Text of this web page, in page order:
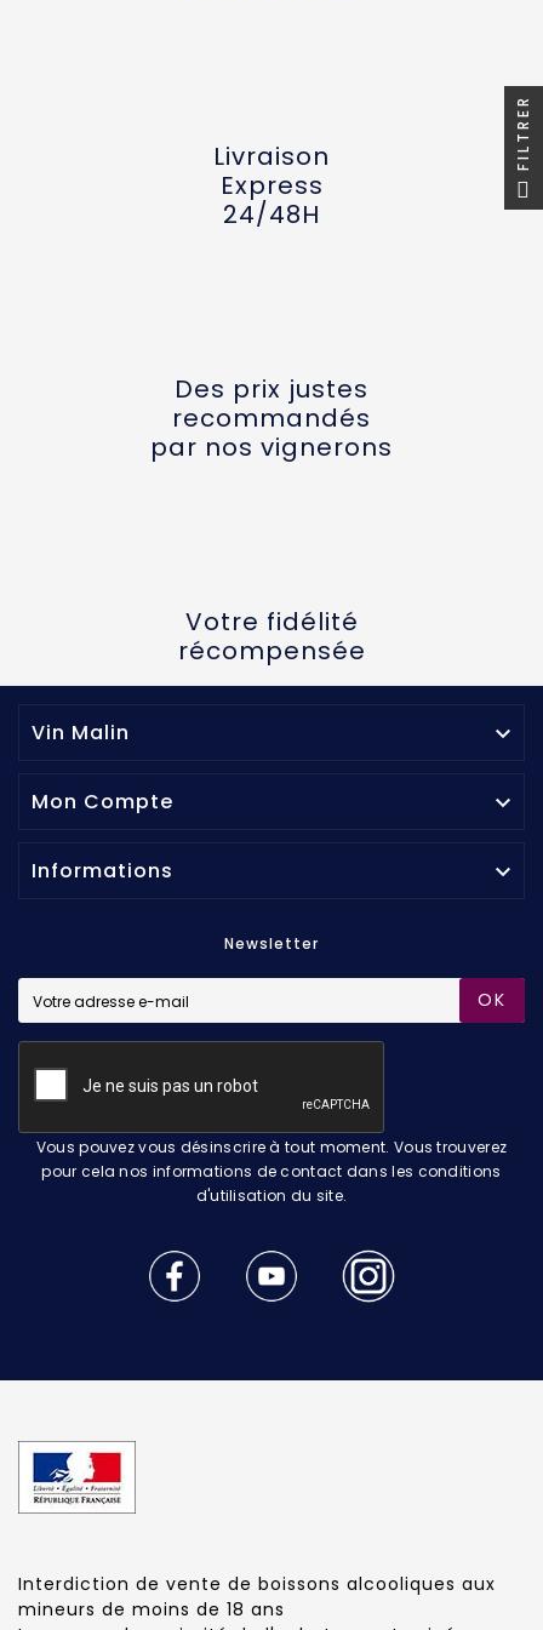
Livraison
Express
24/48H
Des prix justes
recommandés
par nos vignerons
Votre fidélité
récompensée
Vin Malin 
Mon Compte 
Informations 
Newsletter
OK
Vous pouvez vous désinscrire à tout moment. Vous trouverez
pour cela nos informations de contact dans les conditions
d'utilisation du site.
Interdiction de vente de boissons alcooliques aux
mineurs de moins de 18 ans
FILTRER